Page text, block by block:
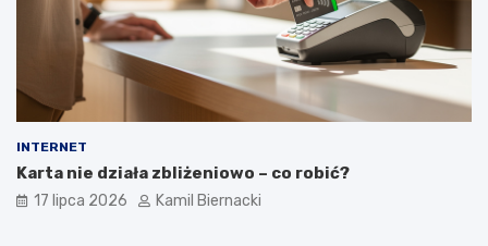
INTERNET
Karta nie działa zbliżeniowo – co robić?
17 lipca 2026 Kamil Biernacki